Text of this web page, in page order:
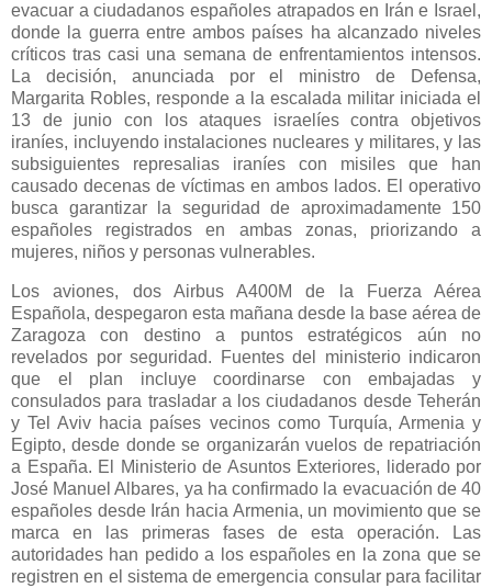
evacuar a ciudadanos españoles atrapados en Irán e Israel,
donde la guerra entre ambos países ha alcanzado niveles
críticos tras casi una semana de enfrentamientos intensos.
La decisión, anunciada por el ministro de Defensa,
Margarita Robles, responde a la escalada militar iniciada el
13 de junio con los ataques israelíes contra objetivos
iraníes, incluyendo instalaciones nucleares y militares, y las
subsiguientes represalias iraníes con misiles que han
causado decenas de víctimas en ambos lados. El operativo
busca garantizar la seguridad de aproximadamente 150
españoles registrados en ambas zonas, priorizando a
mujeres, niños y personas vulnerables.
Los aviones, dos Airbus A400M de la Fuerza Aérea
Española, despegaron esta mañana desde la base aérea de
Zaragoza con destino a puntos estratégicos aún no
revelados por seguridad. Fuentes del ministerio indicaron
que el plan incluye coordinarse con embajadas y
consulados para trasladar a los ciudadanos desde Teherán
y Tel Aviv hacia países vecinos como Turquía, Armenia y
Egipto, desde donde se organizarán vuelos de repatriación
a España. El Ministerio de Asuntos Exteriores, liderado por
José Manuel Albares, ya ha confirmado la evacuación de 40
españoles desde Irán hacia Armenia, un movimiento que se
marca en las primeras fases de esta operación. Las
autoridades han pedido a los españoles en la zona que se
registren en el sistema de emergencia consular para facilitar